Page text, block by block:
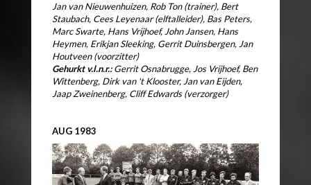
Jan van Nieuwenhuizen, Rob Ton (trainer), Bert
Staubach, Cees Leyenaar (elftalleider), Bas Peters,
Marc Swarte, Hans Vrijhoef, John Jansen, Hans
Heymen, Erikjan Sleeking, Gerrit Duinsbergen, Jan
Houtveen (voorzitter)
Gehurkt v.l.n.r.:Gerrit Osnabrugge, Jos Vrijhoef, Ben
Wittenberg, Dirk van 't Klooster, Jan van Eijden,
Jaap Zweinenberg, Cliff Edwards (verzorger)
AUG 1983